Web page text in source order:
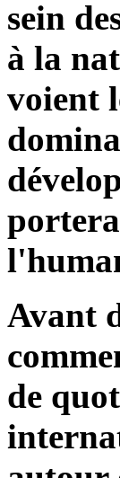
sein
à la
voient
Avant
de